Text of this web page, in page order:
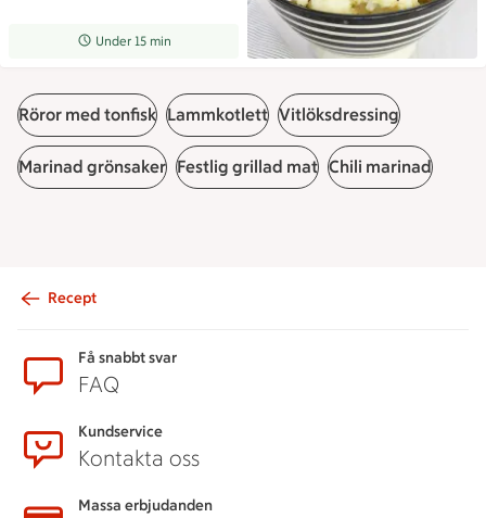
Receptet tar Under 15 min att tillaga
Under 15 min
Röror med tonfisk Lammkotlett Vitlöksdressing
Marinad grönsaker Festlig grillad mat Chili marinad
Recept
Få snabbt svar
FAQ
Kundservice
Kontakta oss
Massa erbjudanden